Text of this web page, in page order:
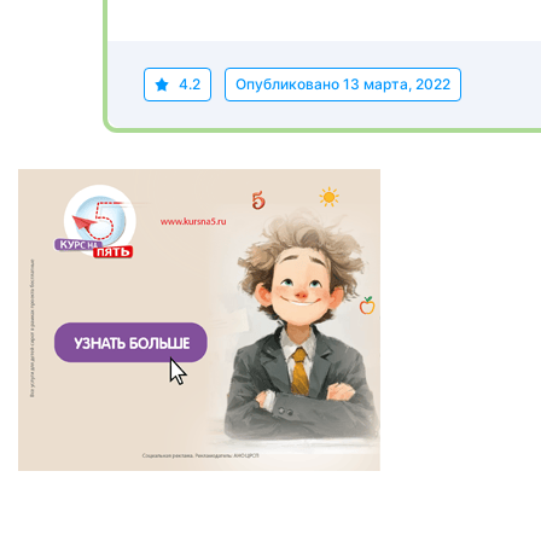
4.2 Опубликовано 13 марта, 2022